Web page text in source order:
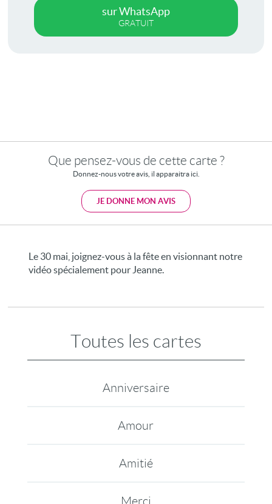
sur WhatsApp
GRATUIT
Que pensez-vous de cette carte ?
Donnez-nous votre avis, il apparaitra ici.
JE DONNE MON AVIS
Le 30 mai, joignez-vous à la fête en visionnant notre
vidéo spécialement pour Jeanne.
Toutes les cartes
Anniversaire
Amour
Amitié
Merci